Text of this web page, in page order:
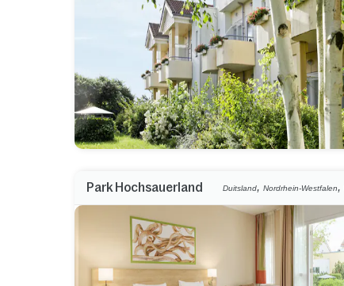
Park Hochsauerland Duitsland,Nordrhein-Westfalen,